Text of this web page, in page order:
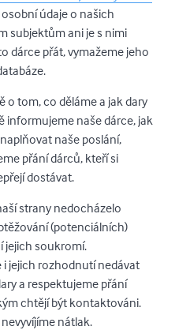
údaje o našich
subjektům ani je s nimi
dárce přát, vymažeme jeho
o tom, co děláme a jak dary
informujeme naše dárce, jak
naše poslání,
přání dárců, kteří si
dostávat.
strany nedocházelo
(potenciálních)
jejich soukromí.
i jejich rozhodnutí nedávat
a respektujeme přání
chtějí být kontaktováni.
nátlak.